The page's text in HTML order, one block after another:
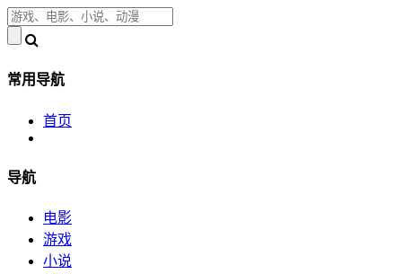
常用导航
首页
导航
电影
游戏
小说